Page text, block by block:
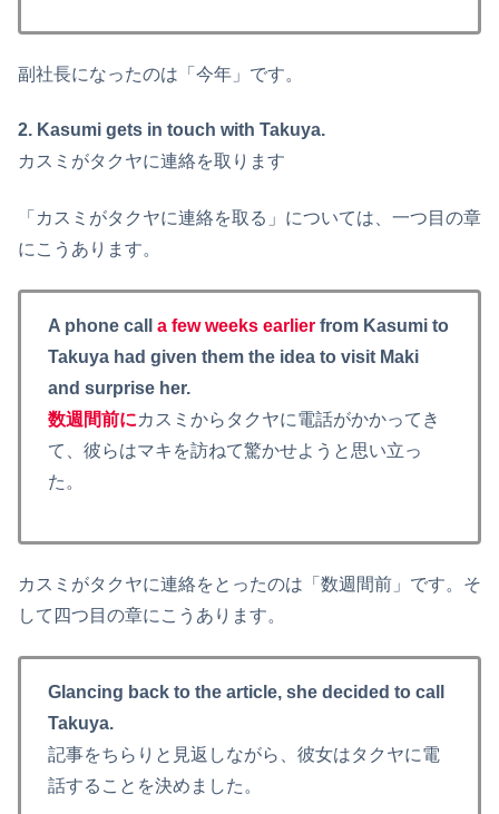
副社長になったのは「今年」です。
2. Kasumi gets in touch with Takuya.
カスミがタクヤに連絡を取ります
「カスミがタクヤに連絡を取る」については、一つ目の章
にこうあります。
A phone call a few weeks earlier from Kasumi to
Takuya had given them the idea to visit Maki
and surprise her.
数週間前にカスミからタクヤに電話がかかってき
て、彼らはマキを訪ねて驚かせようと思い立っ
た。
カスミがタクヤに連絡をとったのは「数週間前」です。そ
して四つ目の章にこうあります。
Glancing back to the article, she decided to call
Takuya.
記事をちらりと見返しながら、彼女はタクヤに電
話することを決めました。